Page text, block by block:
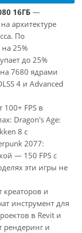
16ГБ —
архитектуре
По
25%
до 25%
7680 ядрами
4 и Advanced
100+ FPS в
Dragon's Age:
8 с
2077:
— 150 FPS с
эти игры не
креаторов и
инструмент для
в Revit и
рендеринг и